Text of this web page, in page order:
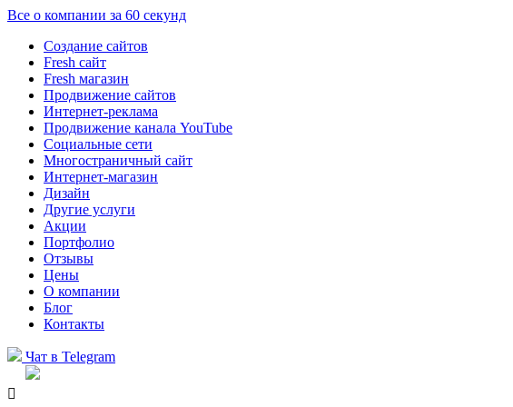
Все о компании за 60 секунд
Создание сайтов
Fresh сайт
Fresh магазин
Продвижение сайтов
Интернет-реклама
Продвижение канала YouTube
Социальные сети
Многостраничный сайт
Интернет-магазин
Дизайн
Другие услуги
Акции
Портфолио
Отзывы
Цены
О компании
Блог
Контакты
Чат в Telegram
